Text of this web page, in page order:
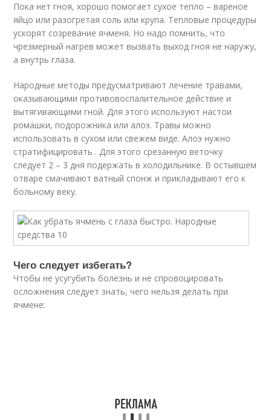
Пока нет гноя, хорошо помогает сухое тепло – вареное
яйцо или разогретая соль или крупа. Тепловые процедуры
ускорят созревание ячменя. Но надо помнить, что
чрезмерный нагрев может вызвать выход гноя не наружу,
а внутрь глаза.
Народные методы предусматривают лечение травами,
оказывающими противовоспалительное действие и
вытягивающими гной. Для этого используют настои
ромашки, подорожника или алоэ. Травы можно
использовать в сухом или свежем виде. Алоэ нужно
стратифицировать . Для этого срезанную веточку
следует 2 – 3 дня подержать в холодильнике. В остывшем
отваре смачивают ватный спонж и прикладывают его к
больному веку.
Чего следует избегать?
Чтобы не усугубить болезнь и не спровоцировать
осложнения следует знать, чего нельзя делать при
ячмене: